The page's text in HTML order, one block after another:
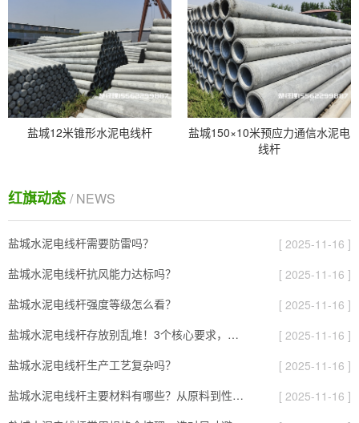
盐城12米锥形水泥电线杆
盐城150×10米预应力通信水泥电
线杆
红旗动态 / NEWS
盐城水泥电线杆需要防雷吗？
[ 2025-11-16 ]
盐城水泥电线杆抗风能力达标吗？
[ 2025-11-16 ]
盐城水泥电线杆强度等级怎么看？
[ 2025-11-16 ]
盐城水泥电线杆存放别乱堆！3个核心要求，避免风吹雨打变“废杆”
[ 2025-11-16 ]
盐城水泥电线杆生产工艺复杂吗？
[ 2025-11-16 ]
盐城水泥电线杆主要材料有哪些？从原料到性能全解析
[ 2025-11-16 ]